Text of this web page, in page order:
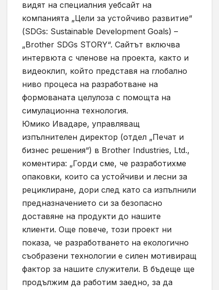
видят на специалния уебсайт на
компанията „Цели за устойчиво развитие“
(SDGs: Sustainable Development Goals) –
„Brother SDGs STORY“. Сайтът включва
интервюта с членове на проекта, както и
видеоклип, който представя на глобално
ниво процеса на разработване на
формованата целулоза с помощта на
симулационна технология.
Юмико Ивадаре, управляващ
изпълнителен директор (отдел „Печат и
бизнес решения“) в Brother Industries, Ltd.,
коментира: „Горди сме, че разработихме
опаковки, които са устойчиви и лесни за
рециклиране, дори след като са изпълнили
предназначението си за безопасно
доставяне на продукти до нашите
клиенти. Още повече, този проект ни
показа, че разработването на екологично
съобразени технологии е силен мотивиращ
фактор за нашите служители. В бъдеще ще
продължим да работим заедно, за да